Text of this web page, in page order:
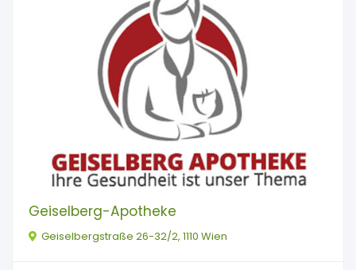
Geiselberg-Apotheke
Geiselbergstraße 26-32/2, 1110 Wien